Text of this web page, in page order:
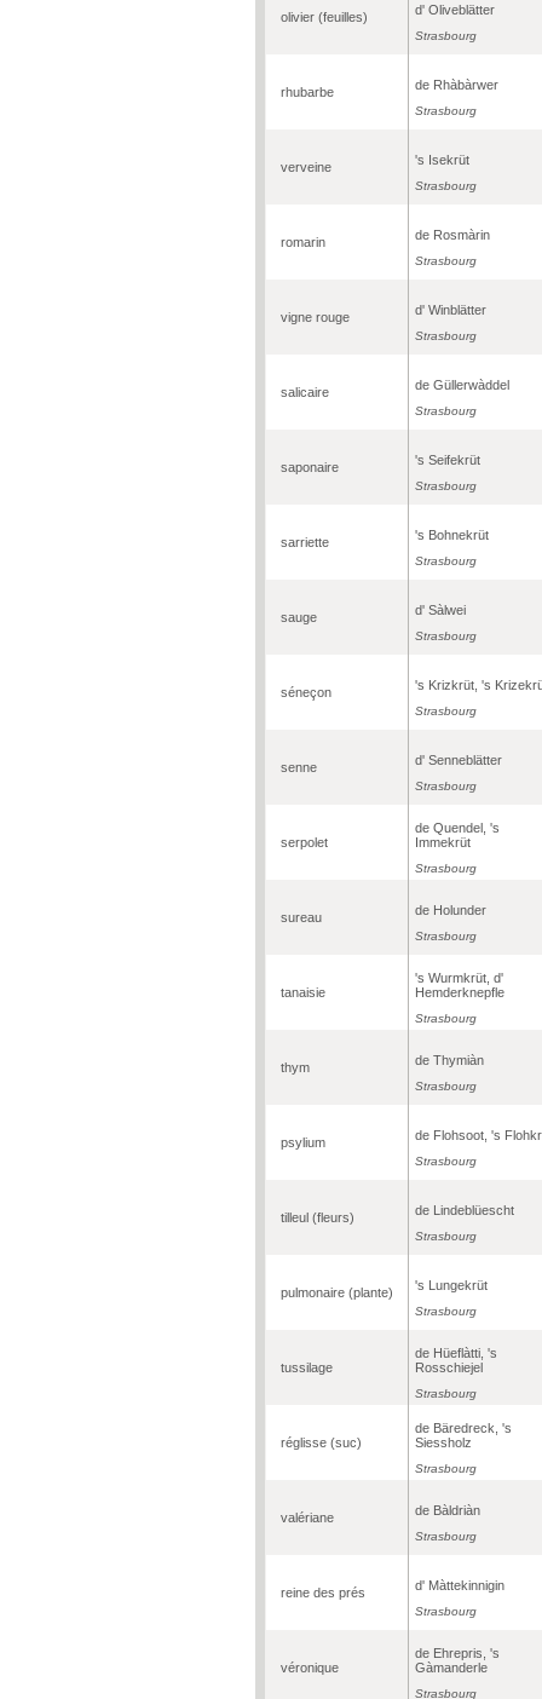
olivier (feuilles) d' Oliveblätter
Strasbourg
rhubarbe de Rhàbàrwer
Strasbourg
verveine 's Isekrüt
Strasbourg
romarin de Rosmàrin
Strasbourg
vigne rouge d' Winblätter
Strasbourg
salicaire de Güllerwàddel
Strasbourg
saponaire 's Seifekrüt
Strasbourg
sarriette 's Bohnekrüt
Strasbourg
sauge d' Sàlwei
Strasbourg
séneçon 's Krizkrüt, 's
Strasbourg
senne d' Senneblätter
Strasbourg
serpolet
de Quendel, 's
Immekrüt
Strasbourg
sureau de Holunder
Strasbourg
tanaisie
's Wurmkrüt, d'
Hemderknepfle
Strasbourg
thym de Thymiàn
Strasbourg
psylium de Flohsoot, 's
Strasbourg
tilleul (fleurs) de Lindeblüescht
Strasbourg
pulmonaire (plante) 's Lungekrüt
Strasbourg
tussilage
de Hüeflàtti, 's
Rosschiejel
Strasbourg
réglisse (suc)
de Bäredreck, 's
Siessholz
Strasbourg
valériane de Bàldriàn
Strasbourg
reine des prés d' Màttekinnigin
Strasbourg
véronique
de Ehrepris, 's
Gàmanderle
Strasbourg